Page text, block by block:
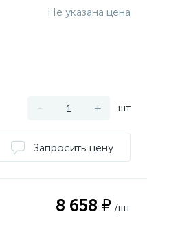
Не указана цена
- + шт
Запросить цену
8 658 ₽ /шт